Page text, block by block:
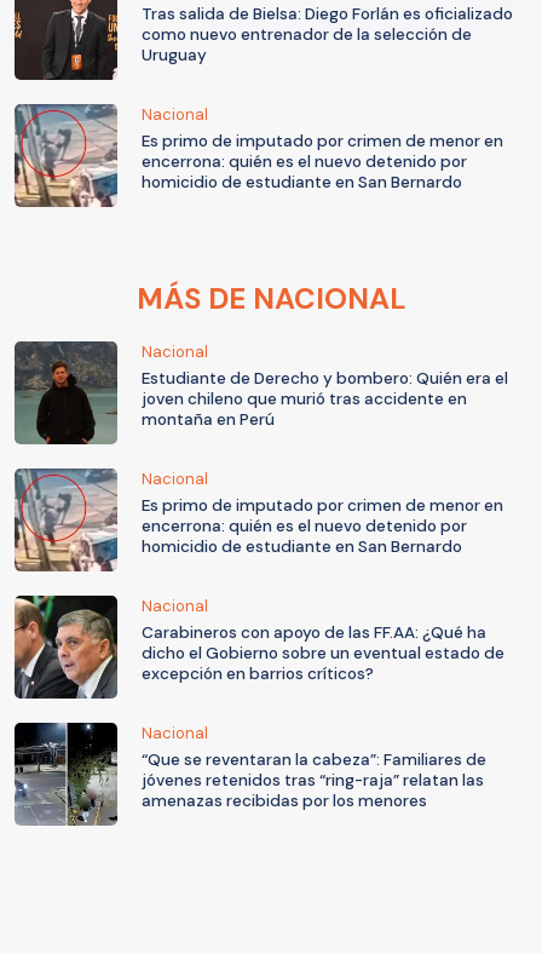
Tras salida de Bielsa: Diego Forlán es oficializado
como nuevo entrenador de la selección de
Uruguay
Nacional
Es primo de imputado por crimen de menor en
encerrona: quién es el nuevo detenido por
homicidio de estudiante en San Bernardo
MÁS DE NACIONAL
Nacional
Estudiante de Derecho y bombero: Quién era el
joven chileno que murió tras accidente en
montaña en Perú
Nacional
Es primo de imputado por crimen de menor en
encerrona: quién es el nuevo detenido por
homicidio de estudiante en San Bernardo
Nacional
Carabineros con apoyo de las FF.AA: ¿Qué ha
dicho el Gobierno sobre un eventual estado de
excepción en barrios críticos?
Nacional
“Que se reventaran la cabeza”: Familiares de
jóvenes retenidos tras “ring-raja” relatan las
amenazas recibidas por los menores